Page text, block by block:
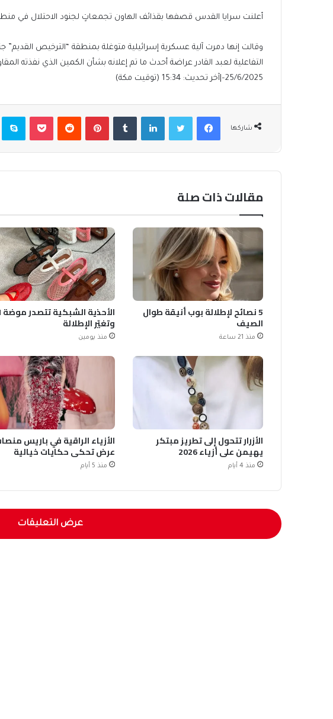
أعلنت سرايا القدس قصفها بقذائف الهاون تجمعاتٍ لجنود الاحتلال في
وقالت إنها دمرت آلية عسكرية إسرائيلية متوغلة بمنطقة “الترخيص القديم”
التفاعلية لعبد القادر عراضة أحدث ما تم إعلانه بشأن الكمين الذي نفذته
25/6/2025
– آخر تحديث: 15:34 (توقيت مكة)
شاركها
فيسبوكتويتر لينكدإن بينتيريست بوكيت
مقالات ذات صلة
5 نصائح لإطلالة بوب أنيقة طوال
الصيف
منذ 21 ساعة
وتغيّر الإطلالة
منذ يومين
الأزرار تتحول إلى تطريز مبتكر
يهيمن على أزياء 2026
منذ 4 أيام
الأزياء الراقية في باريس
عرض تحكي حكايات خيالية
منذ 5 أيام
عرض التعليقات